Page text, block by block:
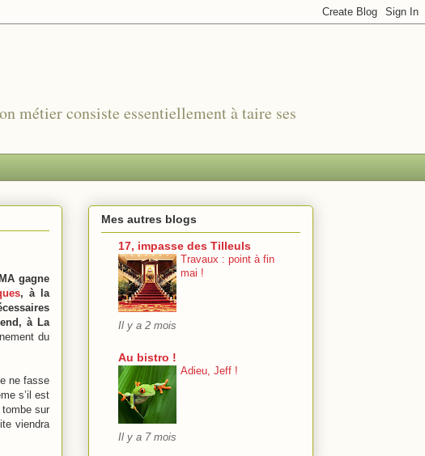
métier consiste essentiellement à taire ses
gagne
, à la
à La
du
ne fasse
s’il est
tombe sur
viendra
Mes autres blogs
17, impasse des Tilleuls
Travaux : point à fin
mai !
Il y a 2 mois
Au bistro !
Adieu, Jeff !
Il y a 7 mois